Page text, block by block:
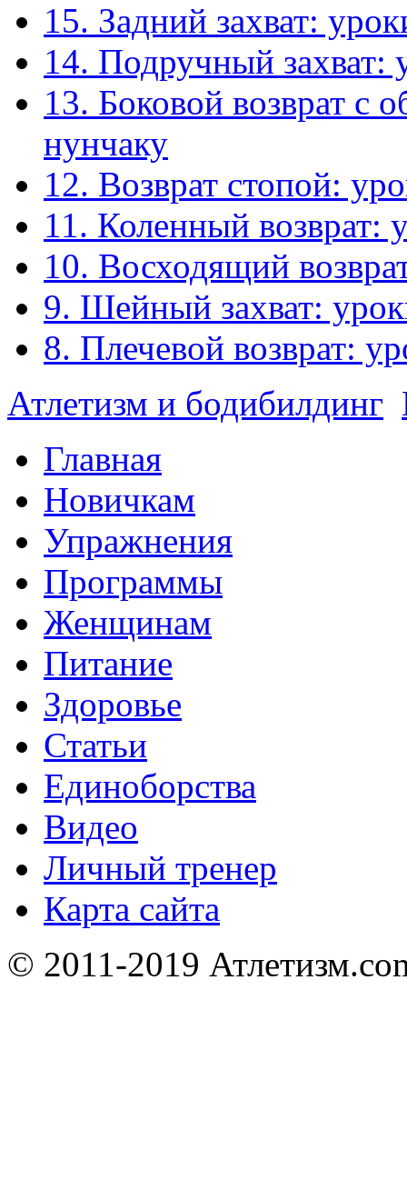
15. Задний захват:
14. Подручный захват:
13. Боковой возврат с
нунчаку
12. Возврат стопой:
11. Коленный возврат:
10. Восходящий
9. Шейный захват:
8. Плечевой возврат:
Атлетизм и бодибилдинг
Главная
Новичкам
Упражнения
Программы
Женщинам
Питание
Здоровье
Статьи
Единоборства
Видео
Личный тренер
Карта сайта
© 2011-2019